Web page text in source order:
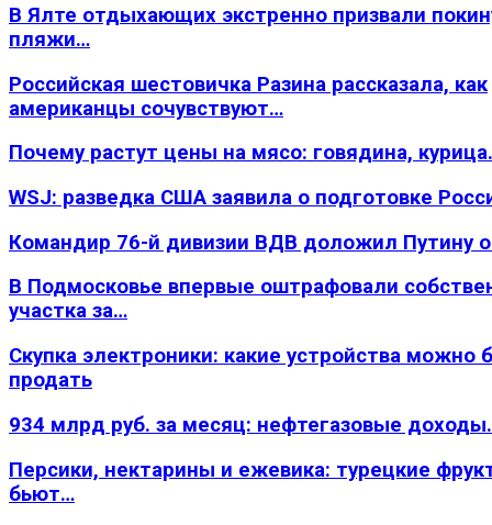
В Ялте отдыхающих экстренно призвали
пляжи…
Российская шестовичка Разина рассказала, как
американцы сочувствуют…
Почему растут цены на мясо: говядина,
WSJ: разведка США заявила о подготовке
Командир 76-й дивизии ВДВ доложил Путину
В Подмосковье впервые оштрафовали
участка за…
Скупка электроники: какие устройства можно
продать
934 млрд руб. за месяц: нефтегазовые
Персики, нектарины и ежевика: турецкие
бьют…